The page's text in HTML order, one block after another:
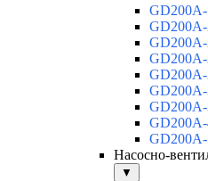
Насосно-
▼